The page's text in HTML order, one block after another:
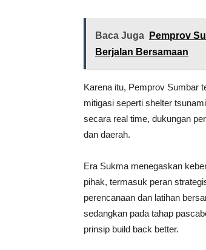
Baca Juga
Pemprov
Berjalan Bersamaan
Karena itu, Pemprov Sumbar
mitigasi seperti shelter
secara real time, dukungan
dan daerah.
Era Sukma menegaskan
pihak, termasuk peran
perencanaan dan latihan
sedangkan pada tahap
prinsip build back better.